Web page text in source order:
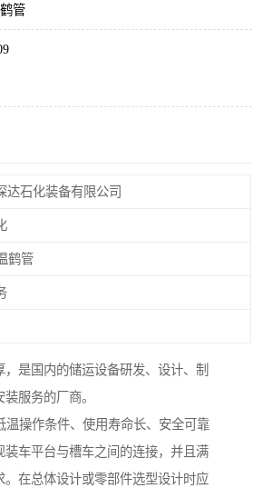
管
达石化装备有限公司
鹤管
，是国内的储运设备研发、设计、制
服务的厂商。
温操作条件、使用寿命长、安全可靠
装车平台与槽车之间的连接，并且满
。在总体设计或零部件选型设计时应